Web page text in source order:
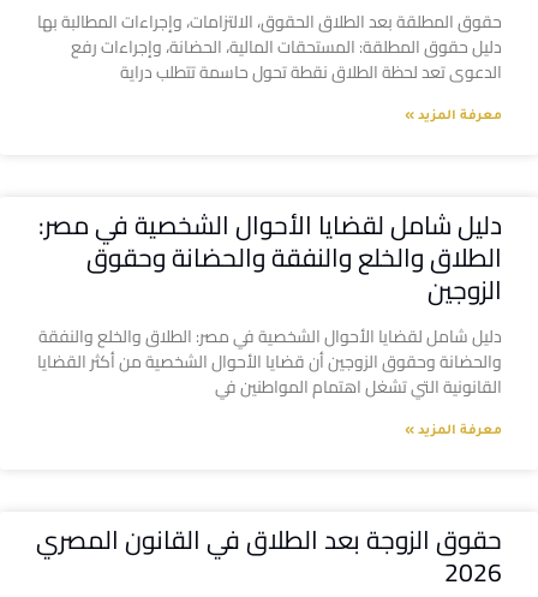
حقوق المطلقة بعد الطلاق الحقوق، الالتزامات، وإجراءات المطالبة بها
دليل حقوق المطلقة: المستحقات المالية، الحضانة، وإجراءات رفع
الدعوى تعد لحظة الطلاق نقطة تحول حاسمة تتطلب دراية
معرفة المزيد »
دليل شامل لقضايا الأحوال الشخصية في مصر:
الطلاق والخلع والنفقة والحضانة وحقوق
الزوجين
دليل شامل لقضايا الأحوال الشخصية في مصر: الطلاق والخلع والنفقة
والحضانة وحقوق الزوجين أن قضايا الأحوال الشخصية من أكثر القضايا
القانونية التي تشغل اهتمام المواطنين في
معرفة المزيد »
حقوق الزوجة بعد الطلاق في القانون المصري
2026